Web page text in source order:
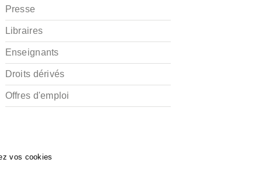
Presse
Libraires
Enseignants
Droits dérivés
Offres d'emploi
vos cookies